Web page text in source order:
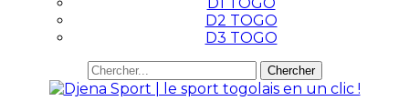
D2 TOGO
D3 TOGO